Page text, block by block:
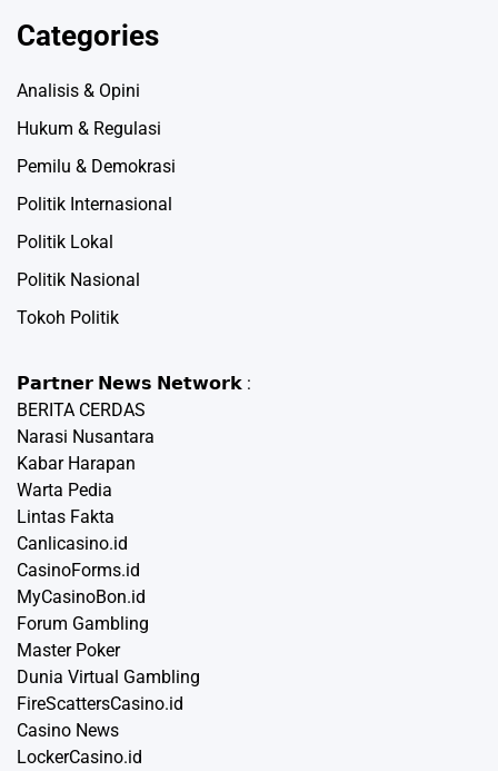
Categories
Analisis & Opini
Hukum & Regulasi
Pemilu & Demokrasi
Politik Internasional
Politik Lokal
Politik Nasional
Tokoh Politik
𝗣𝗮𝗿𝘁𝗻𝗲𝗿 𝗡𝗲𝘄𝘀 𝗡𝗲𝘁𝘄𝗼𝗿𝗸 :
BERITA CERDAS
Narasi Nusantara
Kabar Harapan
Warta Pedia
Lintas Fakta
Canlicasino.id
CasinoForms.id
MyCasinoBon.id
Forum Gambling
Master Poker
Dunia Virtual Gambling
FireScattersCasino.id
Casino News
LockerCasino.id